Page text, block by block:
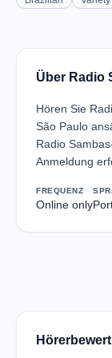
Über Radio
Hören Sie
São Paulo
Radio
Anmeldung
FREQUENZ
Online only